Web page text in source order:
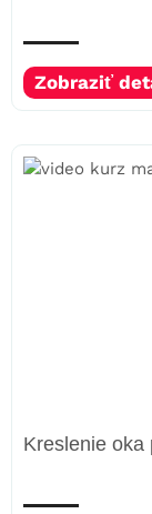
Zobraziť
Kreslenie oka